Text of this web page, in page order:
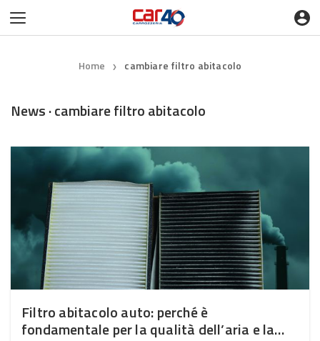
Home ❯ cambiare filtro abitacolo
News · cambiare filtro abitacolo
Filtro abitacolo auto: perché è
fondamentale per la qualità dell’aria e la